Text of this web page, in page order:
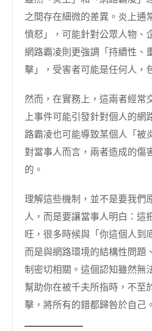
之間存在細微的差異。炎上通
憤怒」，可能針對公眾人物、
網路霸凌則更強調「持續性、
擊」，受害者可能是任何人，
然而，在實務上，這兩者經常
上事件可能引發針對個人的網
路霸凌也可能導致某個人「被
對當事人而言，兩者造成的傷
的。
理解這些機制，並不是要我們
人，而是要讓當事人明白：這
旺，很多時候與「你這個人到
而是與網路環境的結構性問題
制密切相關。這個認知雖然無
幫助你在被千夫所指時，不至
擊，將所有的錯都歸咎於自己。